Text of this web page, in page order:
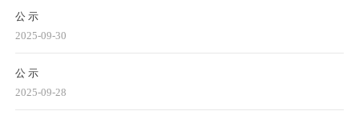
公 示
2025-09-30
公 示
2025-09-28